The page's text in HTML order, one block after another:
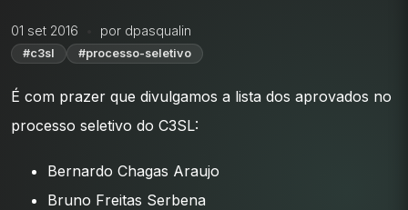
01 set 2016 por dpasqualin
#c3sl #processo-seletivo
É com prazer que divulgamos a lista dos aprovados no
processo seletivo do C3SL:
Bernardo Chagas Araujo
Bruno Freitas Serbena